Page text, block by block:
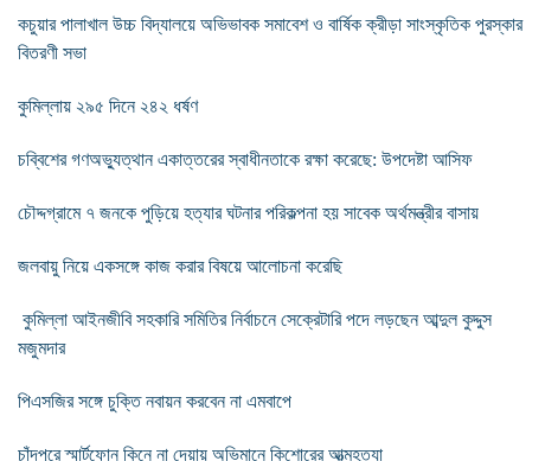
কচুয়ার পালাখাল উচ্চ বিদ্যালয়ে অভিভাবক সমাবেশ ও বার্ষিক ক্রীড়া সাংস্কৃতিক পুরস্কার
বিতরণী সভা
কুমিল্লায় ২৯৫ দিনে ২৪২ ধর্ষণ
চব্বিশের গণঅভ্যুত্থান একাত্তরের স্বাধীনতাকে রক্ষা করেছে: উপদেষ্টা আসিফ
চৌদ্দগ্রামে ৭ জনকে পুড়িয়ে হত্যার ঘটনার পরিকল্পনা হয় সাবেক অর্থমন্ত্রীর বাসায়
জলবায়ু নিয়ে একসঙ্গে কাজ করার বিষয়ে আলোচনা করেছি
কুমিল্লা আইনজীবি সহকারি সমিতির নির্বাচনে সেক্রেটারি পদে লড়ছেন আব্দুল কুদ্দুস
মজুমদার
পিএসজির সঙ্গে চুক্তি নবায়ন করবেন না এমবাপে
চাঁদপুরে স্মার্টফোন কিনে না দেয়ায় অভিমানে কিশোরের আত্মহত্যা